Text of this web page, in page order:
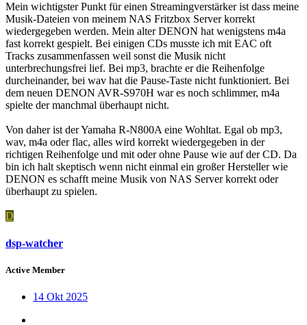
Mein wichtigster Punkt für einen Streamingverstärker ist dass meine
Musik-Dateien von meinem NAS Fritzbox Server korrekt
wiedergegeben werden. Mein alter DENON hat wenigstens m4a
fast korrekt gespielt. Bei einigen CDs musste ich mit EAC oft
Tracks zusammenfassen weil sonst die Musik nicht
unterbrechungsfrei lief. Bei mp3, brachte er die Reihenfolge
durcheinander, bei wav hat die Pause-Taste nicht funktioniert. Bei
dem neuen DENON AVR-S970H war es noch schlimmer, m4a
spielte der manchmal überhaupt nicht.
Von daher ist der Yamaha R-N800A eine Wohltat. Egal ob mp3,
wav, m4a oder flac, alles wird korrekt wiedergegeben in der
richtigen Reihenfolge und mit oder ohne Pause wie auf der CD. Da
bin ich halt skeptisch wenn nicht einmal ein großer Hersteller wie
DENON es schafft meine Musik von NAS Server korrekt oder
überhaupt zu spielen.
D
dsp-watcher
Active Member
14 Okt 2025